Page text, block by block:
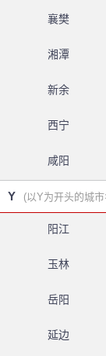
襄樊
湘潭
新余
西宁
咸阳
Y (以Y为开头的城
阳江
玉林
岳阳
延边